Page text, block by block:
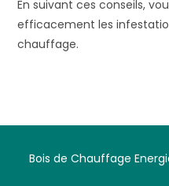
En suivant ces conseils,
efficacement les
chauffage.
Bois de Chauffage